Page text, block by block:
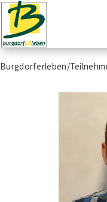
Zum
Burgdorferleben
Burgdorferleben
Burgdorferleben/